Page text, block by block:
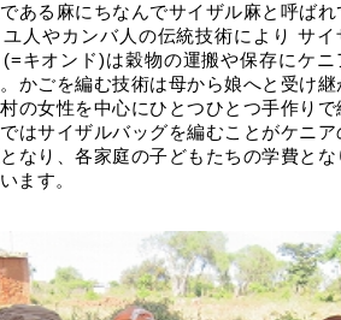
ある麻にちなんでサイザル麻と呼ば
人やカンバ人の伝統技術により サイ
キオンド)は穀物の運搬や保存にケニ
かごを編む技術は母から娘へと受け
の女性を中心にひとつひとつ手作り
はサイザルバッグを編むことがケニ
なり、各家庭の子どもたちの学費と
ます。